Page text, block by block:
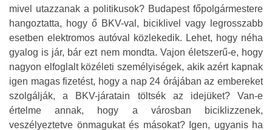
mivel utazzanak a politikusok? Budapest főpolgármestere
hangoztatta, hogy ő BKV-val, biciklivel vagy legrosszabb
esetben elektromos autóval közlekedik. Lehet, hogy néha
gyalog is jár, bár ezt nem mondta. Vajon életszerű-e, hogy
nagyon elfoglalt közéleti személyiségek, akik azért kapnak
igen magas fizetést, hogy a nap 24 órájában az embereket
szolgálják, a BKV-járatain töltsék az idejüket? Van-e
értelme annak, hogy a városban biciklizzenek,
veszélyeztetve önmagukat és másokat? Igen, ugyanis ha